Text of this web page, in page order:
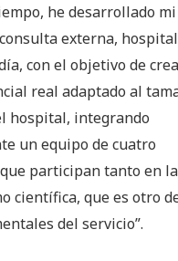
he desarrollado
externa,
con el objetivo de
real adaptado al
hospital, integrando
un equipo de cuatro
participan tanto en
científica, que es otro
del servicio”.